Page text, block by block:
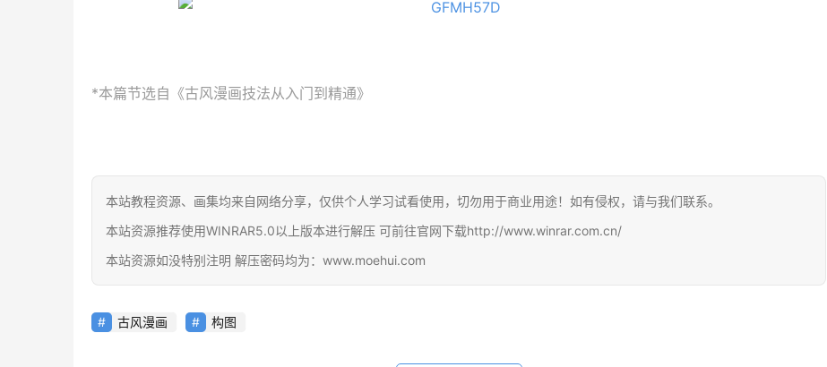
*本篇节选自《古风漫画技法从入门到精通》
本站教程资源、画集均来自网络分享，仅供个人学习试看使用，切勿用于商业用途！如有侵权，请与我们联系。
本站资源推荐使用WINRAR5.0以上版本进行解压 可前往官网下载http://www.winrar.com.cn/
本站资源如没特别注明 解压密码均为：www.moehui.com
古风漫画 构图